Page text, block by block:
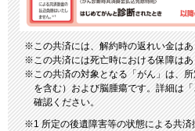
この共済には、解約時の返れい金は
この共済には死亡時における保障は
この共済の対象となる「がん」は、
を含む）および脳腫瘍です。詳細は
確認ください。
1 所定の後遺障害等の状態による共